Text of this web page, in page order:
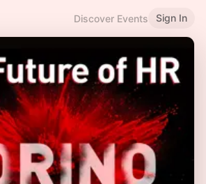
Discover Events Sign In